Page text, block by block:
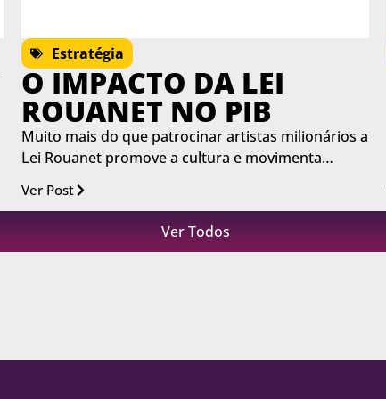
Estratégia
O IMPACTO DA LEI
ROUANET NO PIB
Muito mais do que patrocinar artistas milionários a
Lei Rouanet promove a cultura e movimenta…
Ver Post
Ver Todos